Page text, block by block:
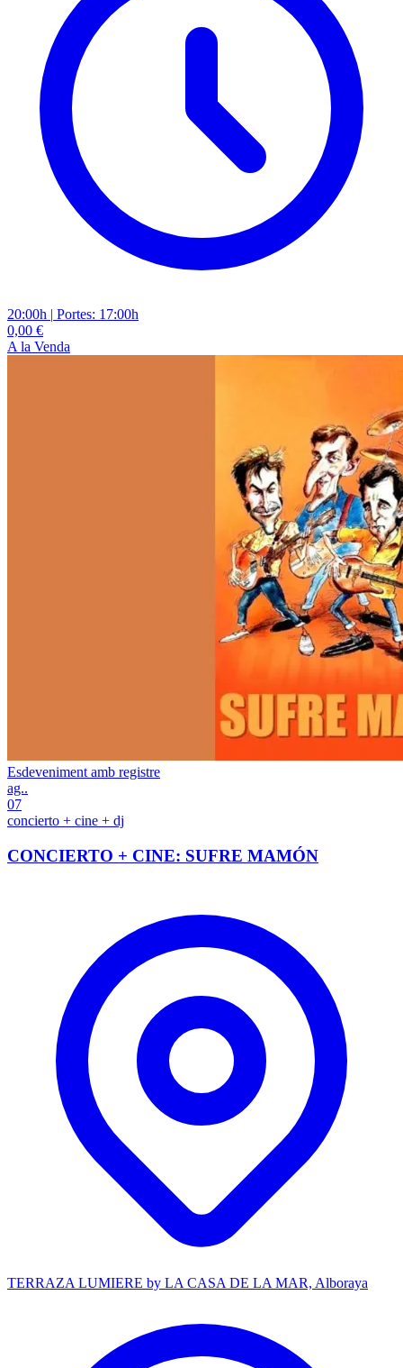
20:00h | Portes: 17:00h
0,00 €
A la Venda
Esdeveniment amb registre
ag..
07
concierto + cine + dj
CONCIERTO + CINE: SUFRE MAMÓN
TERRAZA LUMIERE by LA CASA DE LA MAR, Alboraya